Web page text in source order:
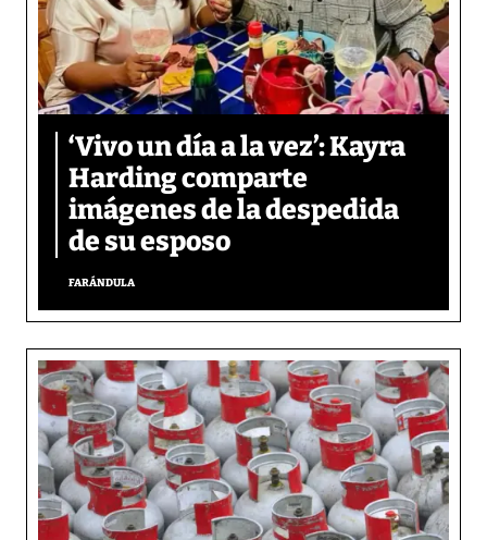
‘Vivo un día a la vez’: Kayra
Harding comparte
imágenes de la despedida
de su esposo
FARÁNDULA